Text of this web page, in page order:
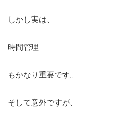
しかし実は、
時間管理
もかなり重要です。
そして意外ですが、